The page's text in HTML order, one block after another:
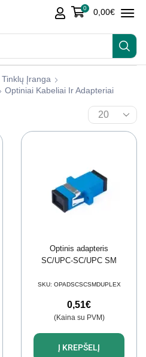
0 0,00€
Tinklų Įranga
Optiniai Kabeliai Ir Adapteriai
Optinis adapteris
SC/UPC-SC/UPC SM
SKU: OPADSCSCSMDUPLEX
0,51€
(Kaina su PVM)
Į KREPŠELĮ